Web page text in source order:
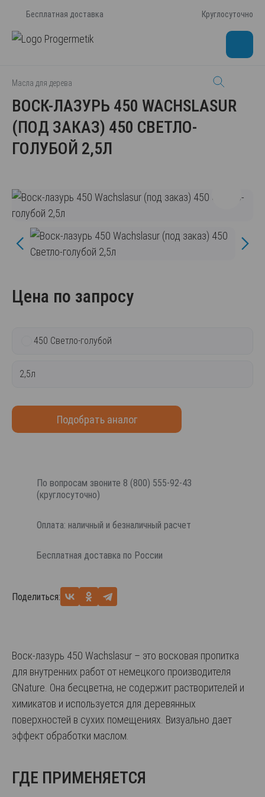
Бесплатная доставка Круглосуточно
Масла для дерева
ВОСК-ЛАЗУРЬ 450 WACHSLASUR
(ПОД ЗАКАЗ) 450 СВЕТЛО-
ГОЛУБОЙ 2,5Л
Цена по запросу
450 Светло-голубой
2,5л
Подобрать аналог
По вопросам звоните 8 (800) 555-92-43
(круглосуточно)
Оплата: наличный и безналичный расчет
Бесплатная доставка по России
Поделиться:
Воск-лазурь 450 Wachslasur – это восковая пропитка
для внутренних работ от немецкого производителя
GNature. Она бесцветна, не содержит растворителей и
химикатов и используется для деревянных
поверхностей в сухих помещениях. Визуально дает
эффект обработки маслом.
ГДЕ ПРИМЕНЯЕТСЯ